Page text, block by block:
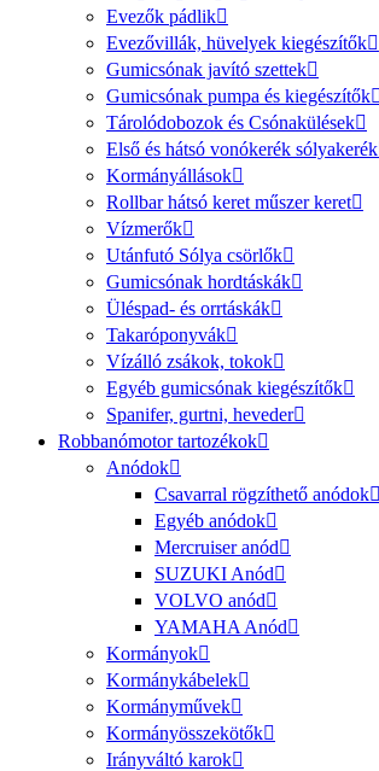
Evezők pádlik
Evezővillák, hüvelyek kiegészítők
Gumicsónak javító szettek
Gumicsónak pumpa és kiegészítők
Tárolódobozok és Csónakülések
Első és hátsó vonókerék sólyakerék
Kormányállások
Rollbar hátsó keret műszer keret
Vízmerők
Utánfutó Sólya csörlők
Gumicsónak hordtáskák
Üléspad- és orrtáskák
Takaróponyvák
Vízálló zsákok, tokok
Egyéb gumicsónak kiegészítők
Spanifer, gurtni, heveder
Robbanómotor tartozékok
Anódok
Csavarral rögzíthető anódok
Egyéb anódok
Mercruiser anód
SUZUKI Anód
VOLVO anód
YAMAHA Anód
Kormányok
Kormánykábelek
Kormányművek
Kormányösszekötők
Irányváltó karok